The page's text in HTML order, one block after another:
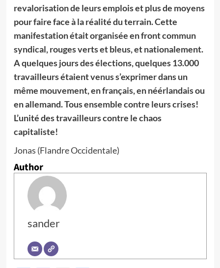
revalorisation de leurs emplois et plus de moyens
pour faire face à la réalité du terrain. Cette
manifestation était organisée en front commun
syndical, rouges verts et bleus, et nationalement.
A quelques jours des élections, quelques 13.000
travailleurs étaient venus s’exprimer dans un
même mouvement, en français, en néérlandais ou
en allemand. Tous ensemble contre leurs crises!
L’unité des travailleurs contre le chaos
capitaliste!
Jonas (Flandre Occidentale)
Author
sander